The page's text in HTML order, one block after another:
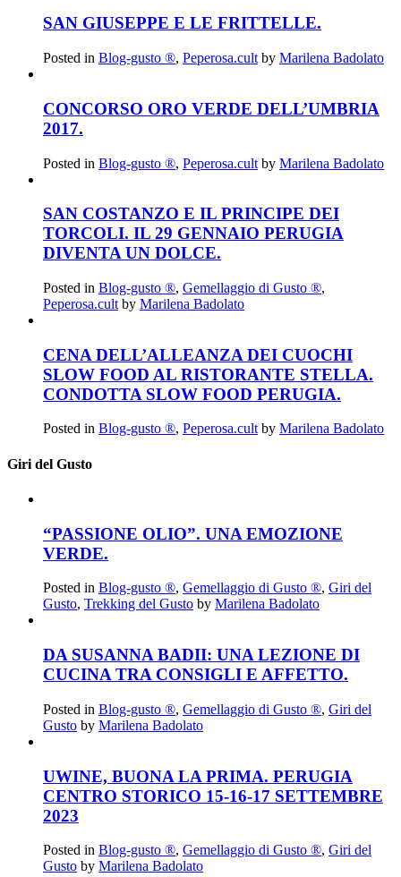
SAN GIUSEPPE E LE FRITTELLE.
Posted in Blog-gusto ®, Peperosa.cult by Marilena Badolato
CONCORSO ORO VERDE DELL’UMBRIA
2017.
Posted in Blog-gusto ®, Peperosa.cult by Marilena Badolato
SAN COSTANZO E IL PRINCIPE DEI
TORCOLI. IL 29 GENNAIO PERUGIA
DIVENTA UN DOLCE.
Posted in Blog-gusto ®, Gemellaggio di Gusto ®,
Peperosa.cult by Marilena Badolato
CENA DELL’ALLEANZA DEI CUOCHI
SLOW FOOD AL RISTORANTE STELLA.
CONDOTTA SLOW FOOD PERUGIA.
Posted in Blog-gusto ®, Peperosa.cultby Marilena Badolato
Giri del Gusto
“PASSIONE OLIO”. UNA EMOZIONE
VERDE.
Posted in Blog-gusto ®, Gemellaggio di Gusto ®, Giri del
Gusto, Trekking del Gusto by Marilena Badolato
DA SUSANNA BADII: UNA LEZIONE DI
CUCINA TRA CONSIGLI E AFFETTO.
Posted in Blog-gusto ®, Gemellaggio di Gusto ®, Giri del
Gusto by Marilena Badolato
UWINE, BUONA LA PRIMA. PERUGIA
CENTRO STORICO 15-16-17 SETTEMBRE
2023
Posted in Blog-gusto ®, Gemellaggio di Gusto ®, Giri del
Gusto by Marilena Badolato